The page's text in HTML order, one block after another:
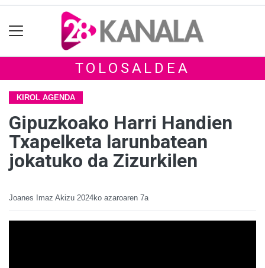
TOLOSALDEA
KIROL AGENDA
Gipuzkoako Harri Handien
Txapelketa larunbatean
jokatuko da Zizurkilen
Joanes Imaz Akizu 2024ko azaroaren 7a